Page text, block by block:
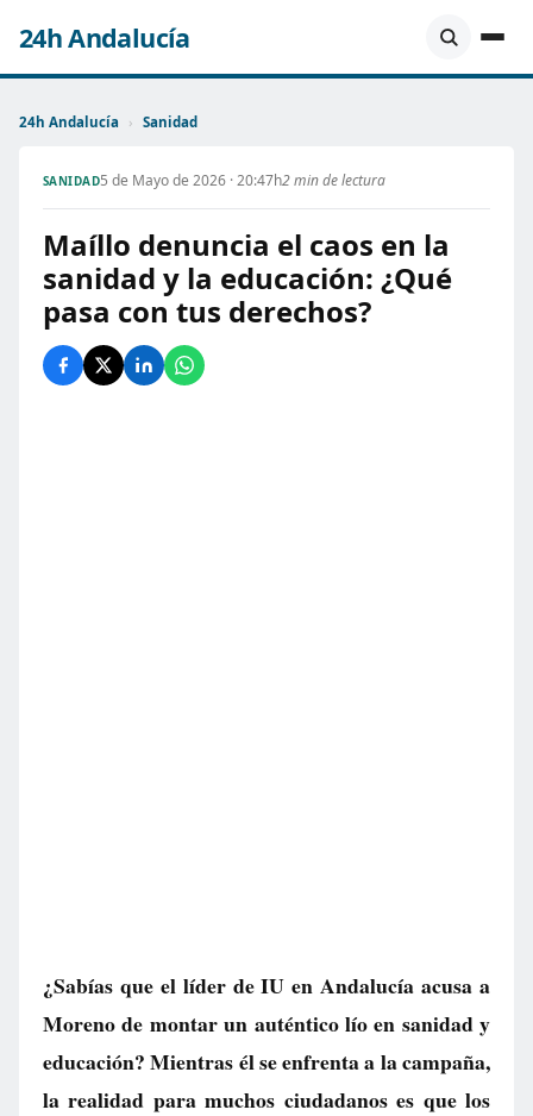
24h Andalucía
24h Andalucía › Sanidad
SANIDAD5 de Mayo de 2026 · 20:47h2 min de lectura
Maíllo denuncia el caos en la
sanidad y la educación: ¿Qué
pasa con tus derechos?
¿Sabías que el líder de IU en Andalucía acusa a
Moreno de montar un auténtico lío en sanidad y
educación? Mientras él se enfrenta a la campaña,
la realidad para muchos ciudadanos es que los